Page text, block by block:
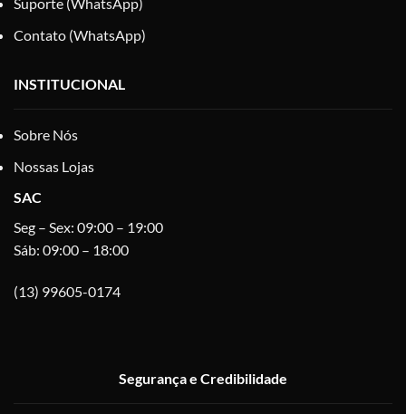
Suporte (WhatsApp)
Contato (WhatsApp)
INSTITUCIONAL
Sobre Nós
Nossas Lojas
SAC
Seg – Sex: 09:00 – 19:00
Sáb: 09:00 – 18:00
(13) 99605-0174
Segurança e Credibilidade